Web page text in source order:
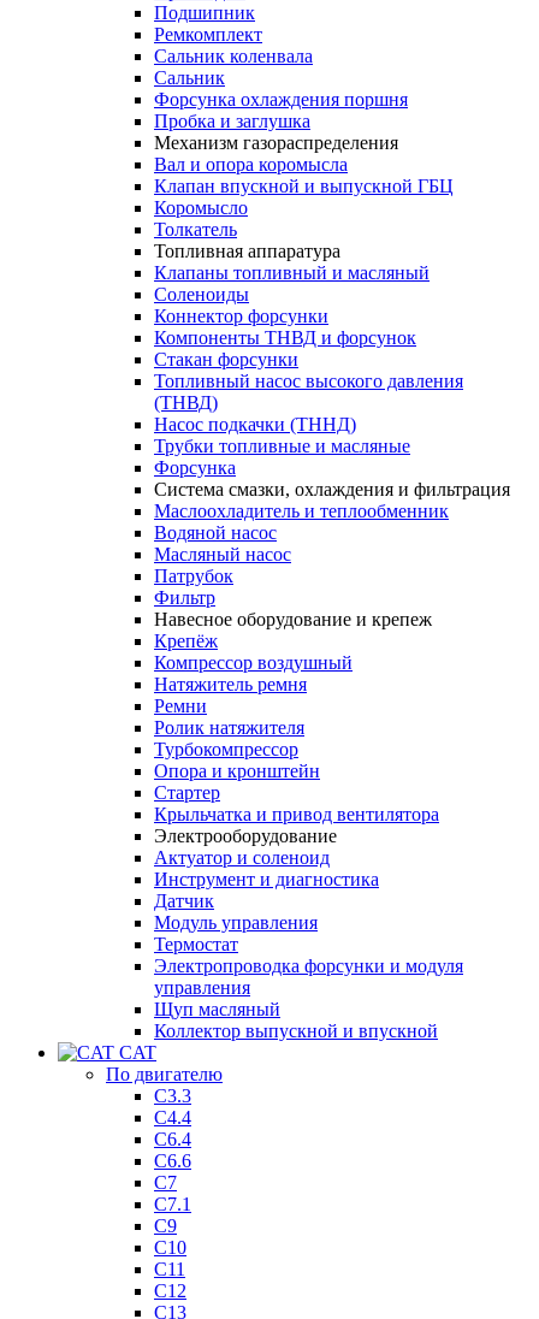
Подшипник
Ремкомплект
Сальник коленвала
Сальник
Форсунка охлаждения поршня
Пробка и заглушка
Механизм газораспределения
Вал и опора коромысла
Клапан впускной и выпускной ГБЦ
Коромысло
Толкатель
Топливная аппаратура
Клапаны топливный и масляный
Соленоиды
Коннектор форсунки
Компоненты ТНВД и форсунок
Стакан форсунки
Топливный насос высокого давления
(ТНВД)
Насос подкачки (ТННД)
Трубки топливные и масляные
Форсунка
Система смазки, охлаждения и фильтрация
Маслоохладитель и теплообменник
Водяной насос
Масляный насос
Патрубок
Фильтр
Навесное оборудование и крепеж
Крепёж
Компрессор воздушный
Натяжитель ремня
Ремни
Ролик натяжителя
Турбокомпрессор
Опора и кронштейн
Стартер
Крыльчатка и привод вентилятора
Электрооборудование
Актуатор и соленоид
Инструмент и диагностика
Датчик
Модуль управления
Термостат
Электропроводка форсунки и модуля
управления
Щуп масляный
Коллектор выпускной и впускной
CAT
По двигателю
C3.3
C4.4
C6.4
C6.6
C7
C7.1
C9
C10
C11
C12
C13